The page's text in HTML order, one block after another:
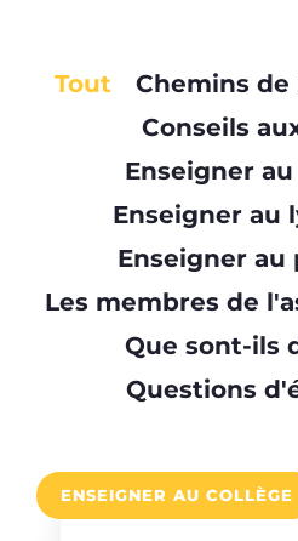
Tout
Chemins
Conseils
Enseigner
Enseigner au
Enseigner au
Les membres de
Que sont-ils
Questions
ENSEIGNER AU COLLÈGE